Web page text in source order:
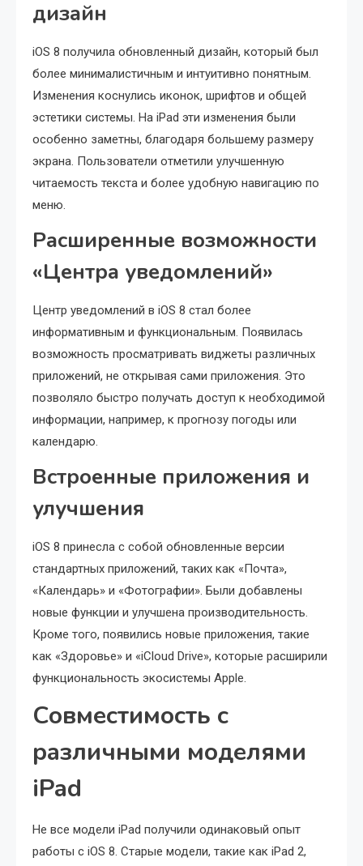
дизайн
iOS 8 получила обновленный дизайн, который был
более минималистичным и интуитивно понятным.
Изменения коснулись иконок, шрифтов и общей
эстетики системы. На iPad эти изменения были
особенно заметны, благодаря большему размеру
экрана. Пользователи отметили улучшенную
читаемость текста и более удобную навигацию по
меню.
Расширенные возможности
«Центра уведомлений»
Центр уведомлений в iOS 8 стал более
информативным и функциональным. Появилась
возможность просматривать виджеты различных
приложений, не открывая сами приложения. Это
позволяло быстро получать доступ к необходимой
информации, например, к прогнозу погоды или
календарю.
Встроенные приложения и
улучшения
iOS 8 принесла с собой обновленные версии
стандартных приложений, таких как «Почта»,
«Календарь» и «Фотографии». Были добавлены
новые функции и улучшена производительность.
Кроме того, появились новые приложения, такие
как «Здоровье» и «iCloud Drive», которые расширили
функциональность экосистемы Apple.
Совместимость с
различными моделями
iPad
Не все модели iPad получили одинаковый опыт
работы с iOS 8. Старые модели, такие как iPad 2,